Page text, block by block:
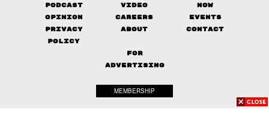
Podcast
Video
Now
Opinion
Careers
Events
Privacy
Policy
About Contact
FOR
ADVERTISING
MEMBERSHIP